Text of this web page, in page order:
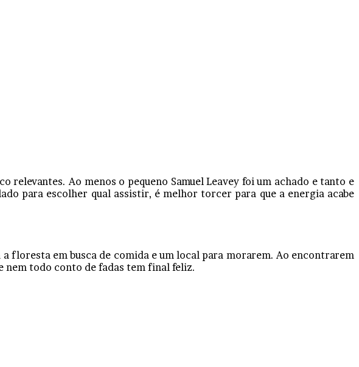
relevantes. Ao menos o pequeno Samuel Leavey foi um achado e tanto e
para escolher qual assistir, é melhor torcer para que a energia acabe
floresta em busca de comida e um local para morarem. Ao encontrarem
nem todo conto de fadas tem final feliz.